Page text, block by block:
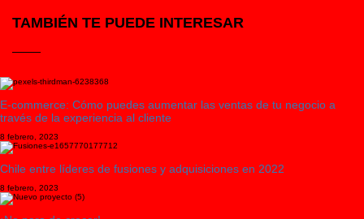
TAMBIÉN TE PUEDE INTERESAR
E-commerce: Cómo puedes aumentar las ventas de tu negocio a
través de la experiencia al cliente
8 febrero, 2023
Chile entre líderes de fusiones y adquisiciones en 2022
8 febrero, 2023